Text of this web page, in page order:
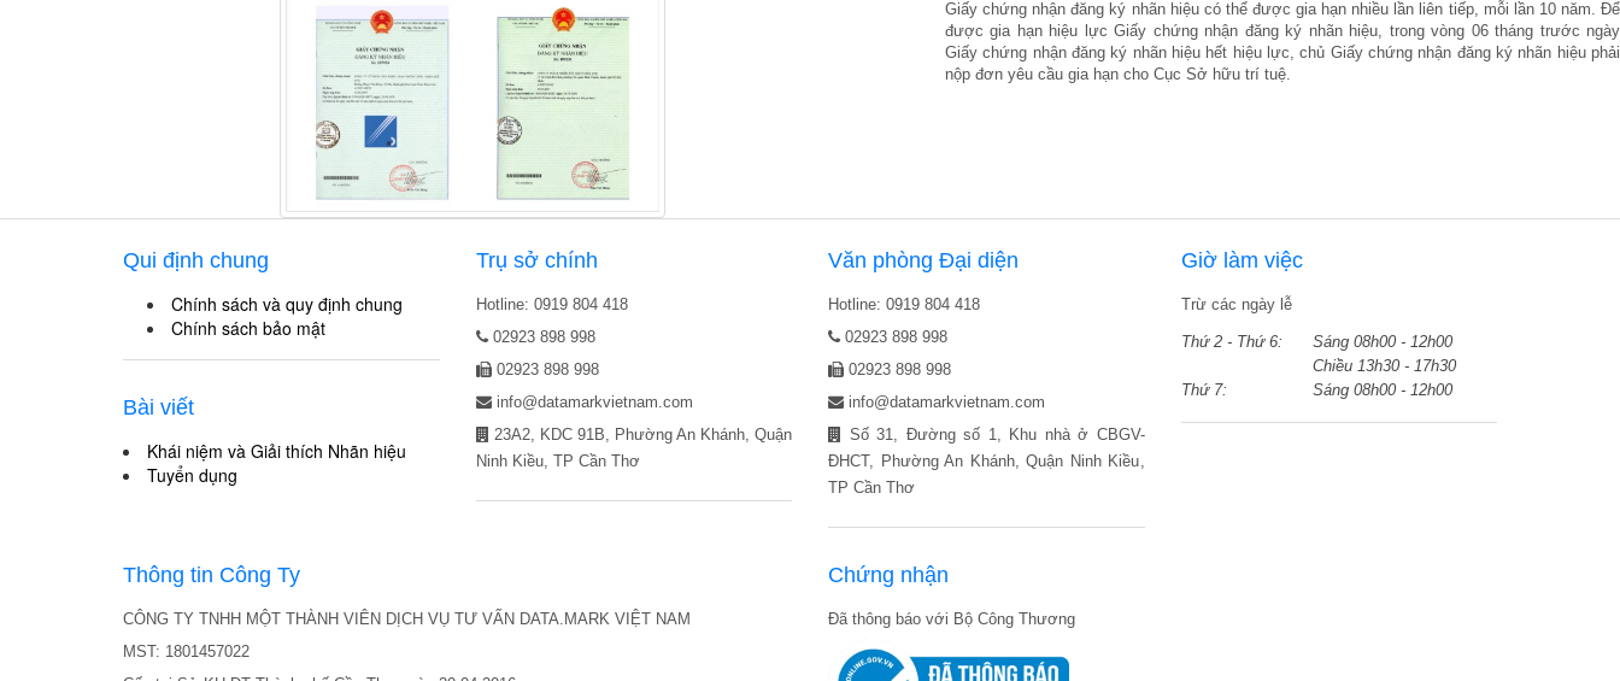
Giấy chứng nhận đăng ký nhãn hiệu có thể được gia hạn nhiều lần liên tiếp, mỗi lần 10 năm. Để
được gia hạn hiệu lực Giấy chứng nhận đăng ký nhãn hiệu, trong vòng 06 tháng trước ngày
Giấy chứng nhận đăng ký nhãn hiệu hết hiệu lực, chủ Giấy chứng nhận đăng ký nhãn hiệu phải
nộp đơn yêu cầu gia hạn cho Cục Sở hữu trí tuệ.
Qui định chung
Chính sách và quy định chung
Chính sách bảo mật
Bài viết
Khái niệm và Giải thích Nhãn hiệu
Tuyển dụng
Trụ sở chính
Hotline: 0919 804 418
02923 898 998
02923 898 998
info@datamarkvietnam.com
23A2, KDC 91B, Phường An Khánh, Quận
Ninh Kiều, TP Cần Thơ
Văn phòng Đại diện
Hotline: 0919 804 418
02923 898 998
02923 898 998
info@datamarkvietnam.com
Số 31, Đường số 1, Khu nhà ở CBGV-
ĐHCT, Phường An Khánh, Quận Ninh Kiều,
TP Cần Thơ
Giờ làm việc
Trừ các ngày lễ
Thứ 2 - Thứ 6:
Sáng 08h00 - 12h00
Chiều 13h30 - 17h30
Thứ 7:
Sáng 08h00 - 12h00
Thông tin Công Ty
CÔNG TY TNHH MỘT THÀNH VIÊN DỊCH VỤ TƯ VẤN DATA.MARK VIỆT NAM
MST: 1801457022
Chứng nhận
Đã thông báo với Bộ Công Thương